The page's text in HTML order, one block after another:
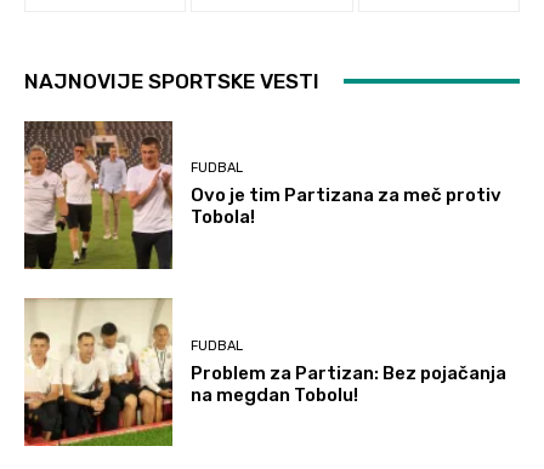
NAJNOVIJE SPORTSKE VESTI
FUDBAL
Ovo je tim Partizana za meč protiv
Tobola!
FUDBAL
Problem za Partizan: Bez pojačanja
na megdan Tobolu!